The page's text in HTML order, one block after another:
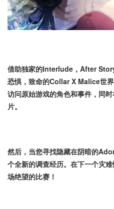
借助独家的Interlude，After
恐惧，致命的Collar X Malice世
访问原始游戏的角色和事件，同
片。
然后，当您寻找隐藏在阴暗的
个全新的调查经历。在下一个灾
场绝望的比赛！